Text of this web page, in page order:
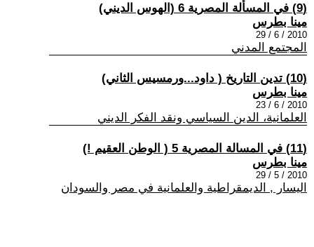
(9) في المسألة المصرية 6 (الهوس الديني)
مينا بطرس
2010 / 6 / 29
المجتمع المدني
(10) تدين التاريخ ( داود...ورمسيس الثاني)
مينا بطرس
2010 / 6 / 23
العلمانية، الدين السياسي ونقد الفكر الديني
(11) في المسالة المصرية 5 ( الوطن العقيم !)
مينا بطرس
2010 / 5 / 29
اليسار , الديمقراطية والعلمانية في مصر والسودان